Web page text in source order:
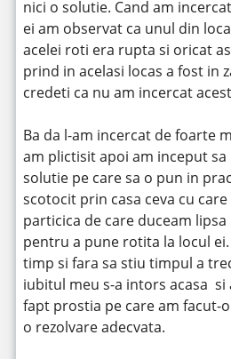
nici o solutie. Cand am
ei am observat ca unul din
acelei roti era rupta si oricat
prind in acelasi locas a fost in
credeti ca nu am incercat
Ba da l-am incercat de foarte
am plictisit apoi am inceput sa
solutie pe care sa o pun in
scotocit prin casa ceva cu care
particica de care duceam
pentru a pune rotita la locul
timp si fara sa stiu timpul a
iubitul meu s-a intors acasa si
fapt prostia pe care am facut-
o rezolvare adecvata.